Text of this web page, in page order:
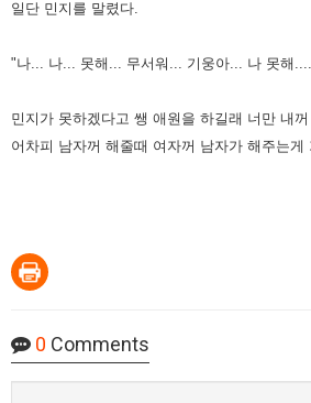
일단 민지를 말렸다.
"나... 나... 못해... 무서워... 기웅아... 나 못해
민지가 못하겠다고 쌩 애원을 하길래 너만 내
어차피 남자꺼 해줄때 여자꺼 남자가 해주는게
0 Comments